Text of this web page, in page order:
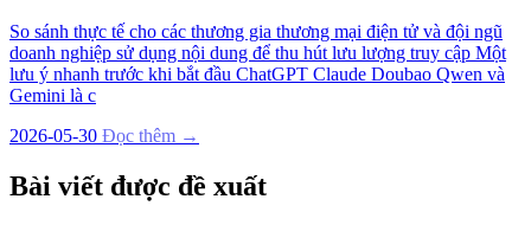
So sánh thực tế cho các thương gia thương mại điện tử và đội ngũ
doanh nghiệp sử dụng nội dung để thu hút lưu lượng truy cập Một
lưu ý nhanh trước khi bắt đầu ChatGPT Claude Doubao Qwen và
Gemini là c
2026-05-30 Đọc thêm →
Bài viết được đề xuất